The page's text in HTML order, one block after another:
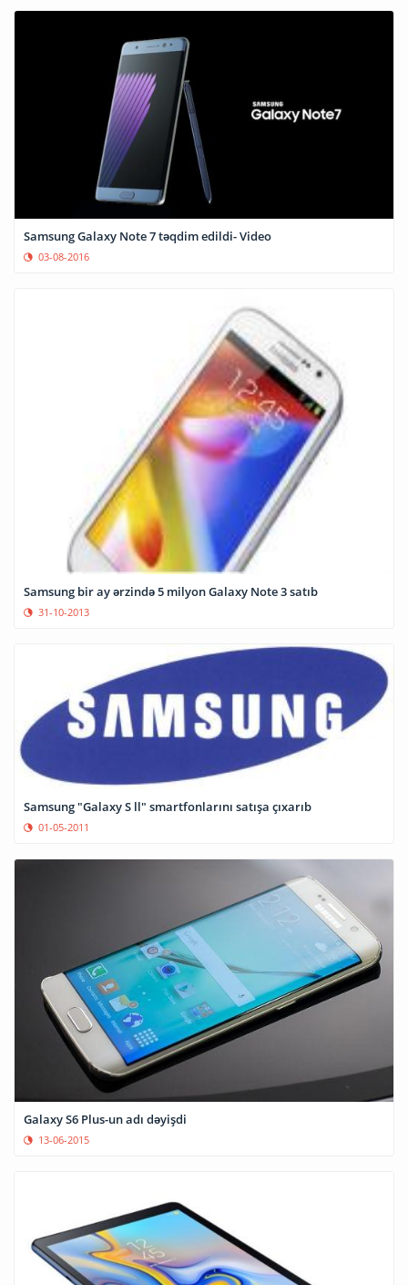
Samsung Galaxy Note 7 təqdim edildi- Video
03-08-2016
Samsung bir ay ərzində 5 milyon Galaxy Note 3 satıb
31-10-2013
Samsung "Galaxy S ll" smartfonlarını satışa çıxarıb
01-05-2011
Galaxy S6 Plus-un adı dəyişdi
13-06-2015